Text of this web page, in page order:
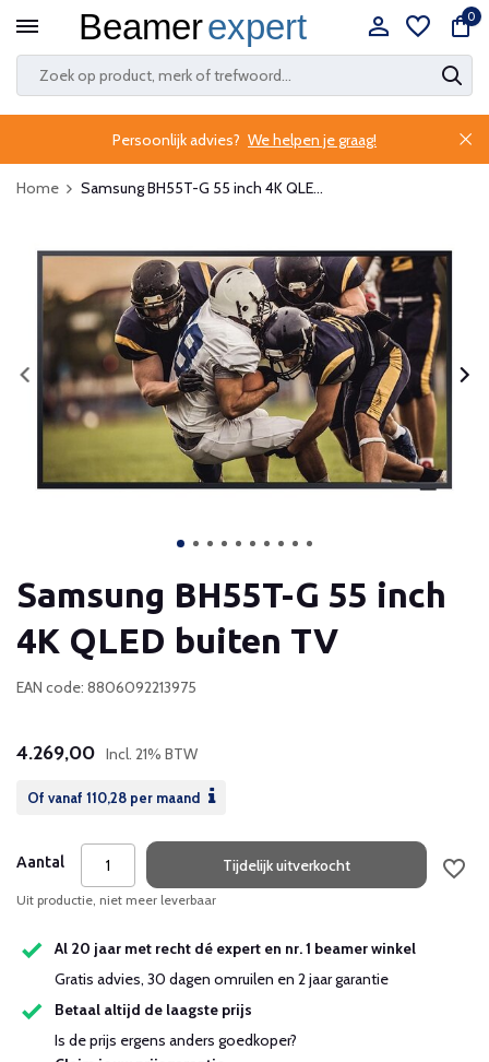
0
Persoonlijk advies? We helpen je graag!
Home Samsung BH55T-G 55 inch 4K QLE...
Samsung BH55T-G 55 inch
4K QLED buiten TV
EAN code: 8806092213975
4.269,00 Incl. 21% BTW
Of vanaf 110,28 per maand
Aantal Tijdelijk uitverkocht
Uit productie, niet meer leverbaar
Al 20 jaar met recht dé expert en nr. 1 beamer winkel
Gratis advies, 30 dagen omruilen en 2 jaar garantie
Betaal altijd de laagste prijs
Is de prijs ergens anders goedkoper?